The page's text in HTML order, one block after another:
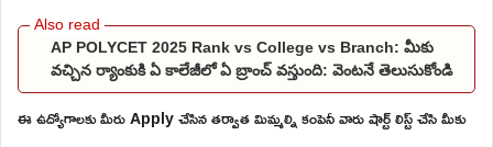
AP POLYCET 2025 Rank vs College vs Branch: మీకు
వచ్చిన ర్యాంకుకి ఏ కాలేజీలో ఏ బ్రాంచ్ వస్తుంది: వెంటనే తెలుసుకోండి
ఈ ఉద్యోగాలకు మీరు Apply చేసిన తర్వాత మిమ్మల్ని కంపెనీ వారు షార్ట్ లిస్ట్ చేసి మీకు